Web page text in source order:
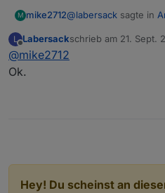
M mike2712@labersack sagte in
sind, kann ich also
anderes defekt,
L
Offline
Labersackschrieb am 21. Sept.
zuletzt editiert von
@mike2712
Ok.
Hey! Du scheinst an